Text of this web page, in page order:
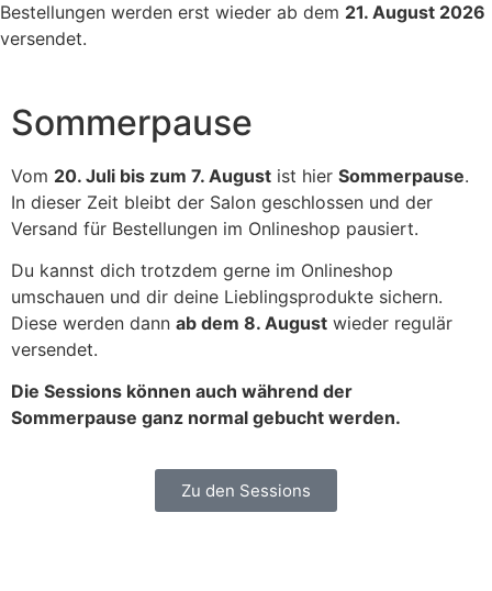
Bestellungen werden erst wieder ab dem 21. August 2026
versendet.
Sommerpause
Vom 20. Juli bis zum 7. August ist hier Sommerpause.
In dieser Zeit bleibt der Salon geschlossen und der
Versand für Bestellungen im Onlineshop pausiert.
Du kannst dich trotzdem gerne im Onlineshop
umschauen und dir deine Lieblingsprodukte sichern.
Diese werden dann ab dem 8. August wieder regulär
versendet.
Die Sessions können auch während der
Sommerpause ganz normal gebucht werden.
Zu den Sessions